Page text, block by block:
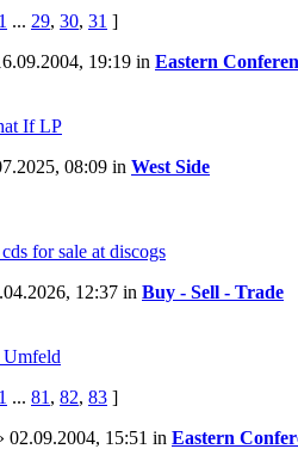
1 ... 29, 30, 31 ]
19:19 in Eastern
If LP
08:09 in West Side
for sale at discogs
12:37 in Buy - Sell - Trade
Umfeld
1 ... 81 , 82, 83 ]
02.09.2004, 15:51 in Eastern